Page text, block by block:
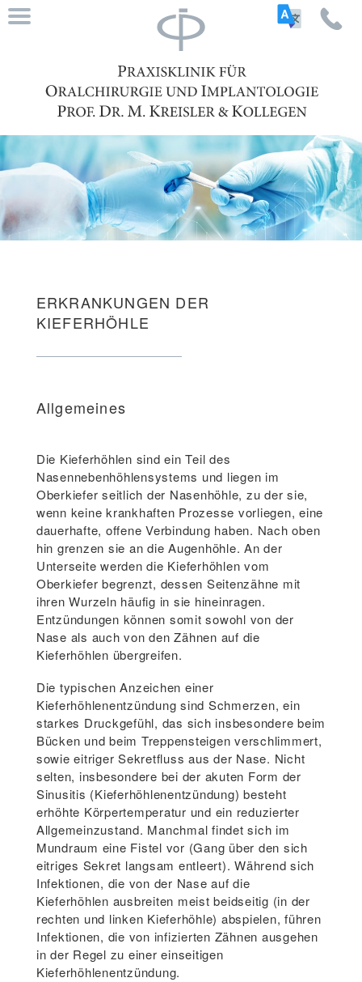
ERKRANKUNGEN DER
KIEFERHÖHLE
Allgemeines
Die Kieferhöhlen sind ein Teil des
Nasennebenhöhlensystems und liegen im
Oberkiefer seitlich der Nasenhöhle, zu der sie,
wenn keine krankhaften Prozesse vorliegen, eine
dauerhafte, offene Verbindung haben. Nach oben
hin grenzen sie an die Augenhöhle. An der
Unterseite werden die Kieferhöhlen vom
Oberkiefer begrenzt, dessen Seitenzähne mit
ihren Wurzeln häufig in sie hineinragen.
Entzündungen können somit sowohl von der
Nase als auch von den Zähnen auf die
Kieferhöhlen übergreifen.
Die typischen Anzeichen einer
Kieferhöhlenentzündung sind Schmerzen, ein
starkes Druckgefühl, das sich insbesondere beim
Bücken und beim Treppensteigen verschlimmert,
sowie eitriger Sekretfluss aus der Nase. Nicht
selten, insbesondere bei der akuten Form der
Sinusitis (Kieferhöhlenentzündung) besteht
erhöhte Körpertemperatur und ein reduzierter
Allgemeinzustand. Manchmal findet sich im
Mundraum eine Fistel vor (Gang über den sich
eitriges Sekret langsam entleert). Während sich
Infektionen, die von der Nase auf die
Kieferhöhlen ausbreiten meist beidseitig (in der
rechten und linken Kieferhöhle) abspielen, führen
Infektionen, die von infizierten Zähnen ausgehen
in der Regel zu einer einseitigen
Kieferhöhlenentzündung.